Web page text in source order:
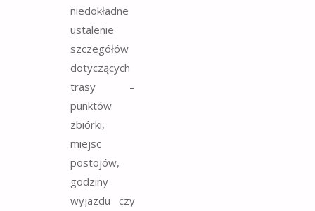
niedokładne
ustalenie
szczegółów
dotyczących
trasy –
punktów
zbiórki,
miejsc
postojów,
godziny
wyjazdu czy